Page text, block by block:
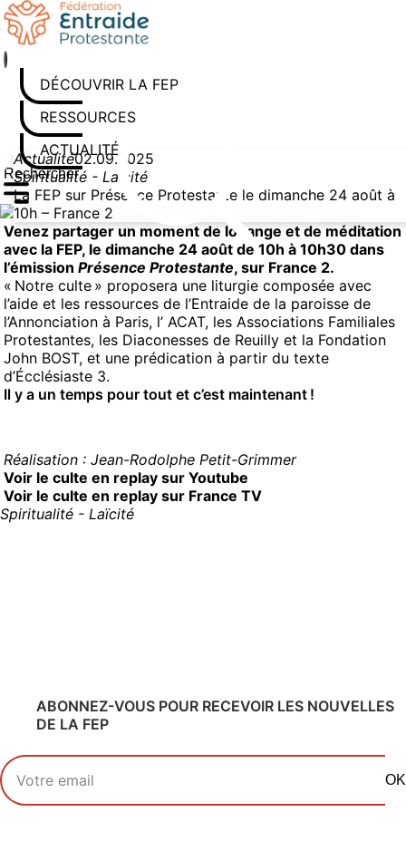
Aller au contenu
DÉCOUVRIR LA FEP
RESSOURCES
ACTUALITÉS
Rechercher sur le site
Saisissez au moins 3 caractères pour lancer la recherche
Actualité02.09.2025
Spiritualité - Laïcité
La FEP sur Présence Protestante le dimanche 24 août à
10h – France 2
Venez partager un moment de louange et de méditation
avec la FEP, le dimanche 24 août de 10h à 10h30 dans
l’émission Présence Protestante, sur France 2.
« Notre culte » proposera une liturgie composée avec
l’aide et les ressources de l’Entraide de la paroisse de
l’Annonciation à Paris, l’ ACAT, les Associations Familiales
Protestantes, les Diaconesses de Reuilly et la Fondation
John BOST, et une prédication à partir du texte
d’Écclésiaste 3.
Il y a un temps pour tout et c’est maintenant !
Réalisation : Jean-Rodolphe Petit-Grimmer
Voir le culte en replay sur Youtube
Voir le culte en replay sur France TV
Spiritualité - Laïcité
ABONNEZ-VOUS POUR RECEVOIR LES NOUVELLES
DE LA FEP
Votre adresse email
OK